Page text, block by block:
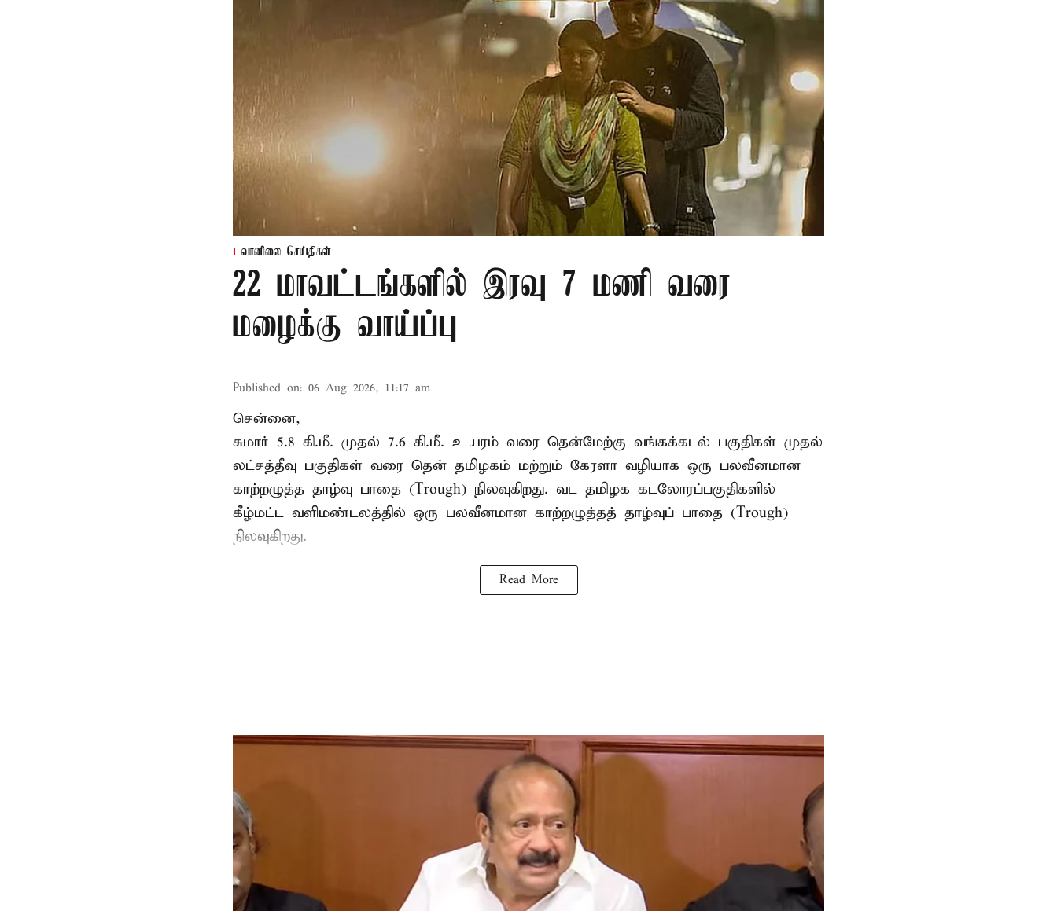
வானிலை செய்திகள்
22 மாவட்டங்களில் இரவு 7 மணி வரை
மழைக்கு வாய்ப்பு
Published on: 06 Aug 2026, 11:17 am
சென்னை,
சுமார் 5.8 கி.மீ. முதல் 7.6 கி.மீ. உயரம் வரை தென்மேற்கு வங்கக்கடல் பகுதிகள் முதல்
லட்சத்தீவு பகுதிகள் வரை தென் தமிழகம் மற்றும் கேரளா வழியாக ஒரு பலவீனமான
காற்றழுத்த தாழ்வு பாதை (Trough) நிலவுகிறது. வட தமிழக கடலோரப்பகுதிகளில்
கீழ்மட்ட வளிமண்டலத்தில் ஒரு பலவீனமான காற்றழுத்தத் தாழ்வுப் பாதை (Trough)
நிலவுகிறது.
Read More